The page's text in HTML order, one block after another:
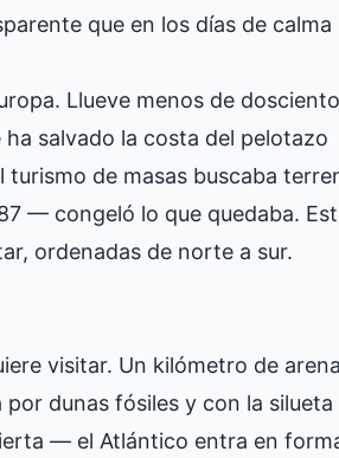
que en los días de calma
Llueve menos de
salvado la costa del pelotazo
de masas buscaba
— congeló lo que quedaba.
ordenadas de norte a sur.
visitar. Un kilómetro de
dunas fósiles y con la silueta
— el Atlántico entra en